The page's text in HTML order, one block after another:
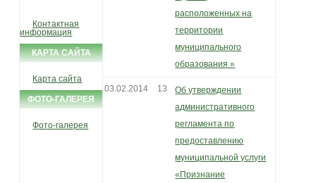
Контактная
информация
КАРТА САЙТА
Карта сайта
ФОТО-ГАЛЕРЕЯ
Фото-галерея
расположенных на
территории
муниципального
образования »
03.02.2014 13
Об утверждении
административного
регламента по
предоставлению
муниципальной услуги
«Признание